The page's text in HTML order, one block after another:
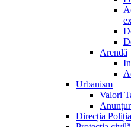
Arendă
Urbanism
Valori
Direcția